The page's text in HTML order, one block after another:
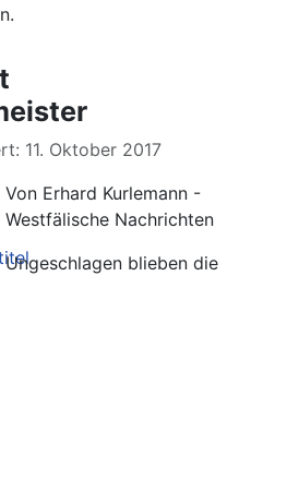
11. Oktober 2017
Von Erhard Kurlemann -
Westfälische Nachrichten
Ungeschlagen blieben die